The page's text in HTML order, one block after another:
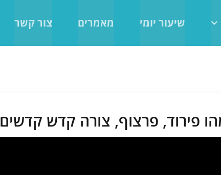
שיעור יומי מאמרים צור קשר
פרצוף, צורה קדש קדשים 21/6/26